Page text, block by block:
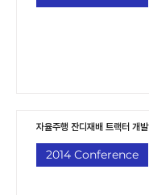
자율주행 잔디재배 트랙터 개발
2014 Conference